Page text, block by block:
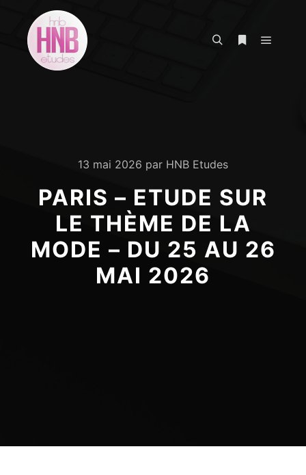
13 mai 2026 par HNB Etudes
PARIS – ETUDE SUR
LE THÈME DE LA
MODE – DU 25 AU 26
MAI 2026